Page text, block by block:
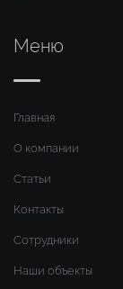
Меню
Главная
О компании
Статьи
Контакты
Сотрудники
Наши объекты